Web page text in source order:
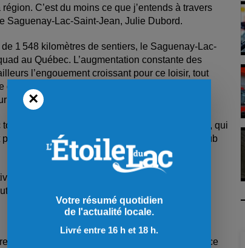
C’est du moins ce que j’entends à travers
Saguenay-Lac-Saint-Jean, Julie Dubord.
1 548 kilomètres de sentiers, le Saguenay-Lac-
au Québec. L’augmentation constante des
l’engouement croissant pour ce loisir, tout
entre autres constaté le président du Club
par les chiffres.
les véhicules que l’on voit dans les sentiers, qui
On est à 1214 membres au sein de notre club
génère plus de 625 M$ en retombées
près de 5 000 emplois.
à l’année longue, l’enjeu demeure grand en ce
×
Votre résumé quotidien
de l'actualité locale.
Livré entre 16 h et 18 h.